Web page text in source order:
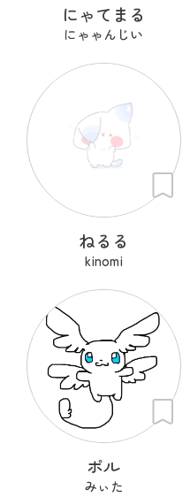
にゃてまる
にゃゃんじい
ねるる
kinomi
ポル
みぃた